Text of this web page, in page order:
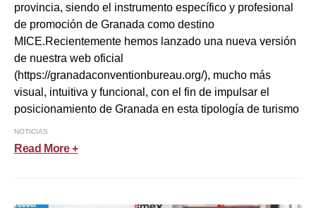
provincia, siendo el instrumento específico y profesional
de promoción de Granada como destino
MICE.Recientemente hemos lanzado una nueva versión
de nuestra web oficial
(https://granadaconventionbureau.org/), mucho más
visual, intuitiva y funcional, con el fin de impulsar el
posicionamiento de Granada en esta tipología de turismo
NOTICIAS
Read More +